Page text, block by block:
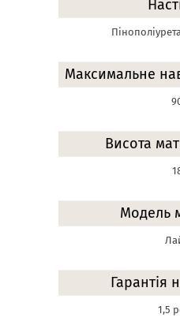
Максимальне
Висота
Модель
Гарантія
1,5